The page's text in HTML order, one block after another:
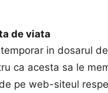
de viata
in dosarul
ca acesta sa le
pe web-siteul